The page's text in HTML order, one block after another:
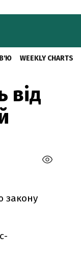
WEEKLY CHARTS
від
закону